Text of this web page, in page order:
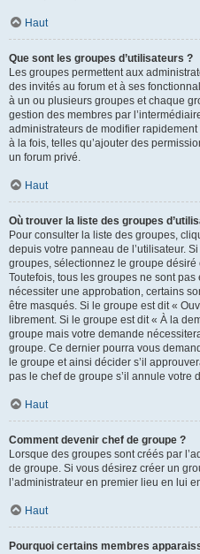
Haut
Que sont les groupes d’utilisateurs ?
Les groupes permettent aux
des invités au forum et à ses
à un ou plusieurs groupes et chaque
gestion des membres par
administrateurs de modifier
à la fois, telles qu’ajouter des
un forum privé.
Haut
Où trouver la liste des groupes
Pour consulter la liste des groupes,
depuis votre panneau de l’utilisateur.
groupes, sélectionnez le groupe
Toutefois, tous les groupes ne sont
nécessiter une approbation, certains
être masqués. Si le groupe est dit «
librement. Si le groupe est dit « À la
groupe mais votre demande
groupe. Ce dernier pourra vous
le groupe et ainsi décider s’il
pas le chef de groupe s’il annule votre
Haut
Comment devenir chef de groupe ?
Lorsque des groupes sont créés par
de groupe. Si vous désirez créer un
l’administrateur en premier lieu en lui
Haut
Pourquoi certains membres